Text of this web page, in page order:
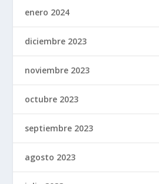
enero 2024
diciembre 2023
noviembre 2023
octubre 2023
septiembre 2023
agosto 2023